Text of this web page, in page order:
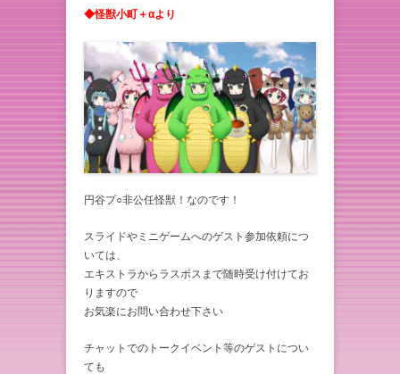
◆怪獣小町＋αより
円谷プ○非公任怪獣！なのです！
スライドやミニゲームへのゲスト参加依頼につ
いては、
エキストラからラスボスまで随時受け付けてお
りますので
お気楽にお問い合わせ下さい
チャットでのトークイベント等のゲストについ
ても